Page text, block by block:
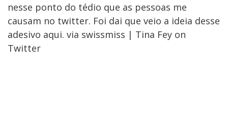
nesse ponto do tédio que as pessoas me
causam no twitter. Foi dai que veio a ideia desse
adesivo aqui. via swissmiss | Tina Fey on
Twitter